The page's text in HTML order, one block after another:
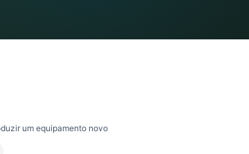
um equipamento novo